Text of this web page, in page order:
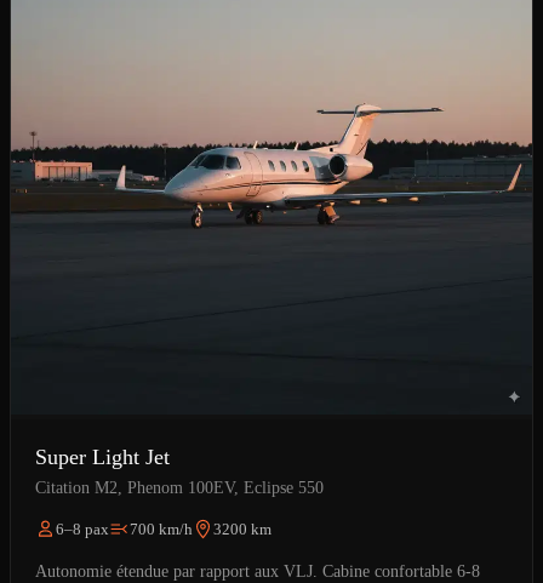
Super Light Jet
Citation M2, Phenom 100EV, Eclipse 550
6–8 pax 700 km/h 3200 km
Autonomie étendue par rapport aux VLJ. Cabine confortable 6-8